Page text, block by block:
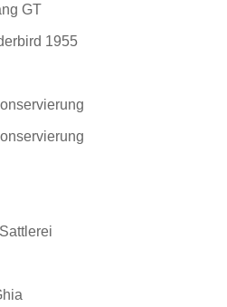
GT
1955